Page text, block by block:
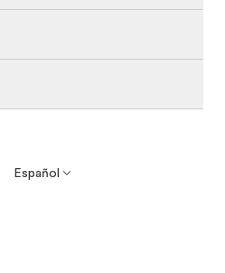
Español